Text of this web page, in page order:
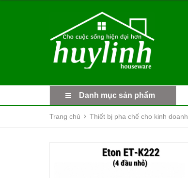
Danh mục sản phẩm
Trang chủ Thiết bị pha chế cho kinh doanh